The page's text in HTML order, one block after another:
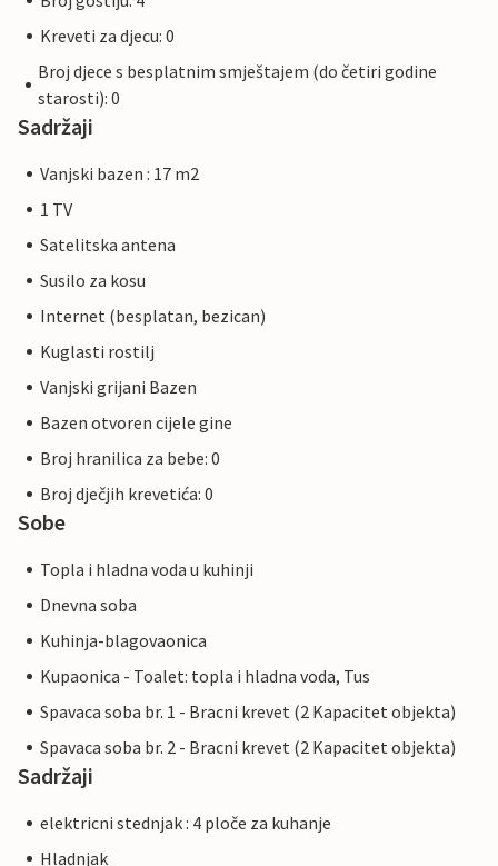
Kreveti za djecu: 0
Broj djece s besplatnim smještajem (do četiri godine
starosti): 0
Sadržaji
Vanjski bazen : 17 m2
1 TV
Satelitska antena
Susilo za kosu
Internet (besplatan, bezican)
Kuglasti rostilj
Vanjski grijani Bazen
Bazen otvoren cijele gine
Broj hranilica za bebe: 0
Broj dječjih krevetića: 0
Sobe
Topla i hladna voda u kuhinji
Dnevna soba
Kuhinja-blagovaonica
Kupaonica - Toalet: topla i hladna voda, Tus
Spavaca soba br. 1 - Bracni krevet (2 Kapacitet objekta)
Spavaca soba br. 2 - Bracni krevet (2 Kapacitet objekta)
Sadržaji
elektricni stednjak : 4 ploče za kuhanje
Hladnjak